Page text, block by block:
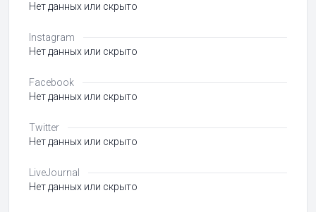
Нет данных или скрыто
Instagram
Нет данных или скрыто
Facebook
Нет данных или скрыто
Twitter
Нет данных или скрыто
LiveJournal
Нет данных или скрыто